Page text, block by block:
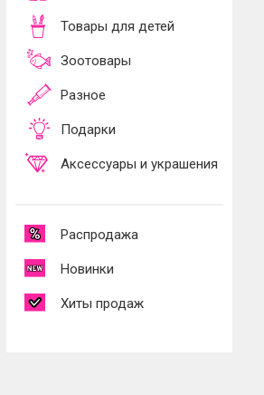
Товары для детей
Зоотовары
Разное
Подарки
Аксессуары и украшения
Распродажа
Новинки
Хиты продаж